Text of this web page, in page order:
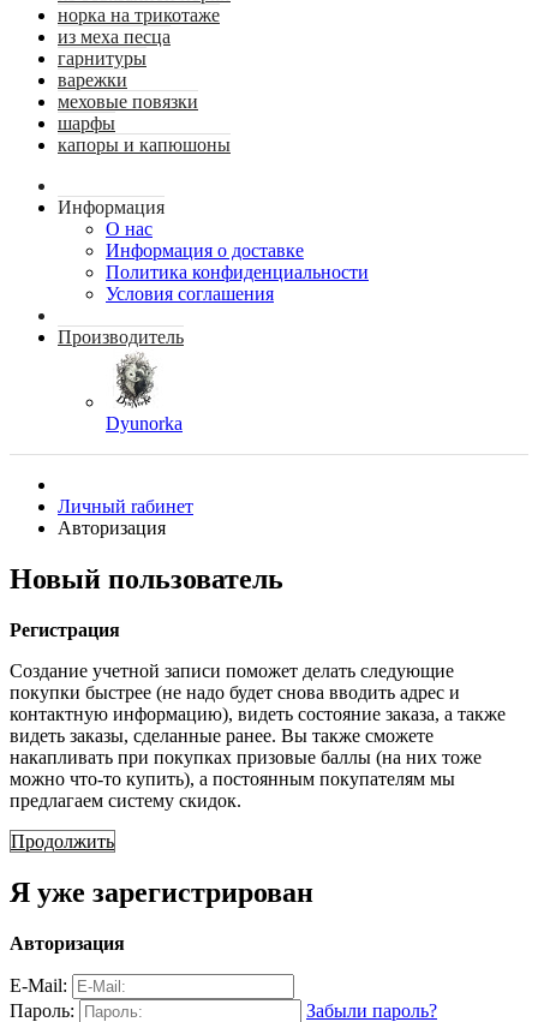
норка на трикотаже
из меха песца
гарнитуры
варежки
меховые повязки
шарфы
капоры и капюшоны
Информация
О нас
Информация о доставке
Политика конфиденциальности
Условия соглашения
Производитель
Dyunorka
Личный rабинет
Авторизация
Новый пользователь
Регистрация
Создание учетной записи поможет делать следующие
покупки быстрее (не надо будет снова вводить адрес и
контактную информацию), видеть состояние заказа, а также
видеть заказы, сделанные ранее. Вы также сможете
накапливать при покупках призовые баллы (на них тоже
можно что-то купить), а постоянным покупателям мы
предлагаем систему скидок.
Продолжить
Я уже зарегистрирован
Авторизация
E-Mail:
Пароль:
Забыли пароль?